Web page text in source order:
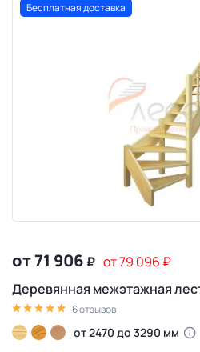
Бесплатная доставка
от 71 906 ₽ от 79 096₽
Деревянная межэтажная
6 отзывов
от 2470 до 3290 мм